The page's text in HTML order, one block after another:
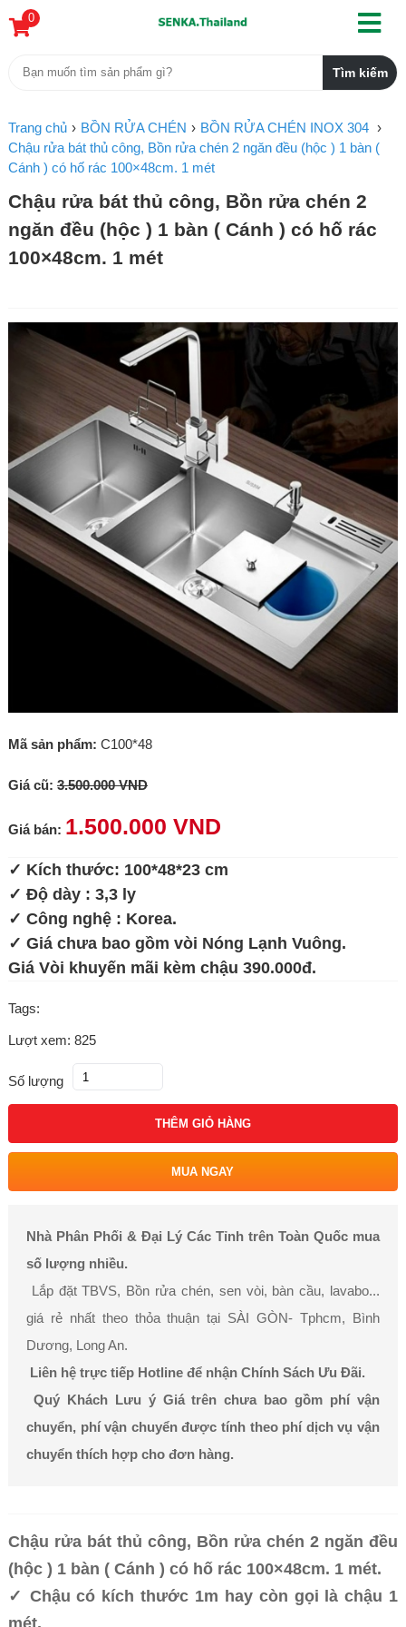
0
Trang chủ BỒN RỬA CHÉN
BỒN RỬA CHÉN INOX 304
Chậu rửa bát thủ công, Bồn rửa chén 2 ngăn đều (hộc ) 1 bàn (
Cánh ) có hố rác 100×48cm. 1 mét
Chậu rửa bát thủ công, Bồn rửa chén 2
ngăn đều (hộc ) 1 bàn ( Cánh ) có hố rác
100×48cm. 1 mét
Mã sản phẩm: C100*48
Giá cũ: 3.500.000 VND
Giá bán: 1.500.000 VND
✓ Kích thước: 100*48*23 cm
✓ Độ dày : 3,3 ly
✓ Công nghệ : Korea.
✓ Giá chưa bao gồm vòi Nóng Lạnh Vuông.
Giá Vòi khuyến mãi kèm chậu 390.000đ.
Tags:
Lượt xem: 825
Số lượng
THÊM GIỎ HÀNG
MUA NGAY
Nhà Phân Phối & Đại Lý Các Tỉnh trên Toàn Quốc mua
số lượng nhiều.
Lắp đặt TBVS, Bồn rửa chén, sen vòi, bàn cầu, lavabo...
giá rẻ nhất theo thỏa thuận tại SÀI GÒN- Tphcm, Bình
Dương, Long An.
Liên hệ trực tiếp Hotline để nhận Chính Sách Ưu Đãi.
Quý Khách Lưu ý Giá trên chưa bao gồm phí vận
chuyển, phí vận chuyển được tính theo phí dịch vụ vận
chuyển thích hợp cho đơn hàng.
Chậu rửa bát thủ công, Bồn rửa chén 2 ngăn đều
(hộc ) 1 bàn ( Cánh ) có hố rác 100×48cm. 1 mét.
✓ Chậu có kích thước 1m hay còn gọi là chậu 1
mét.